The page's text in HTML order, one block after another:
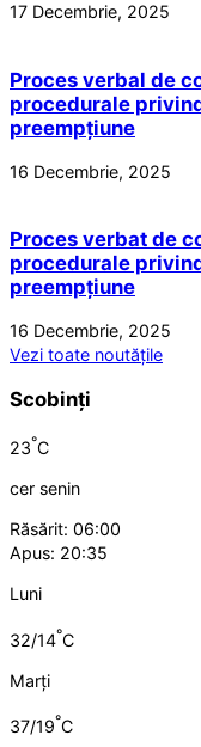
17 Decembrie, 2025
Proces verbal de
procedurale
preempțiune
16 Decembrie, 2025
Proces verbat de
procedurale
preempțiune
16 Decembrie, 2025
Vezi toate noutățile
Scobinți
23°C
cer senin
Răsărit: 06:00
Apus: 20:35
Luni
32/14°C
Marți
37/19°C